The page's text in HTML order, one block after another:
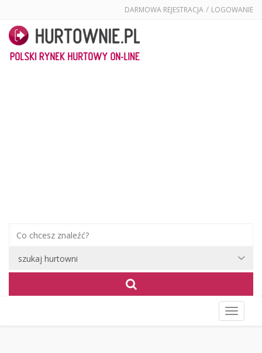
DARMOWA REJESTRACJA / LOGOWANIE
menu